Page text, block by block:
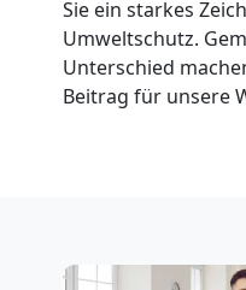
Sie ein starkes
Umweltschutz.
Unterschied
Beitrag für unsere
Feldkirch